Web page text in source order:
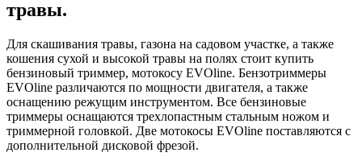
травы.
Для скашивания травы, газона на садовом участке, а также
кошения сухой и высокой травы на полях стоит купить
бензиновый триммер, мотокосу EVOline. Бензотриммеры
EVOline различаются по мощности двигателя, а также
оснащению режущим инструментом. Все бензиновые
триммеры оснащаются трехлопастным стальным ножом и
триммерной головкой. Две мотокосы EVOline поставляются с
дополнительной дисковой фрезой.